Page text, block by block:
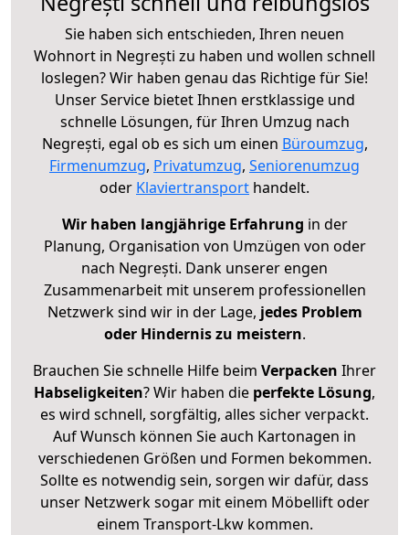
Sie haben sich entschieden, Ihren neuen
Wohnort in Negrești zu haben und wollen schnell
loslegen? Wir haben genau das Richtige für Sie!
Unser Service bietet Ihnen erstklassige und
schnelle Lösungen, für Ihren Umzug nach
Negrești, egal ob es sich um einen Büroumzug,
Firmenumzug, Privatumzug, Seniorenumzug
oder Klaviertransport handelt.
Wir haben langjährige Erfahrung in der
Planung, Organisation von Umzügen von oder
nach Negrești. Dank unserer engen
Zusammenarbeit mit unserem professionellen
Netzwerk sind wir in der Lage, jedes Problem
oder Hindernis zu meistern.
Brauchen Sie schnelle Hilfe beim Verpacken Ihrer
Habseligkeiten? Wir haben die perfekte Lösung,
es wird schnell, sorgfältig, alles sicher verpackt.
Auf Wunsch können Sie auch Kartonagen in
verschiedenen Größen und Formen bekommen.
Sollte es notwendig sein, sorgen wir dafür, dass
unser Netzwerk sogar mit einem Möbellift oder
einem Transport-Lkw kommen.